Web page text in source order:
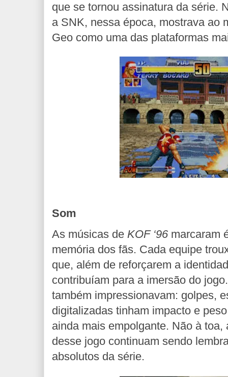
que se tornou assinatura da série.
a SNK, nessa época, mostrava ao
Geo como uma das plataformas
Som
As músicas de KOF ‘96 marcaram
memória dos fãs. Cada equipe
que, além de reforçarem a
contribuíam para a imersão do
também impressionavam: golpes,
digitalizadas tinham impacto e
ainda mais empolgante. Não à
desse jogo continuam sendo
absolutos da série.